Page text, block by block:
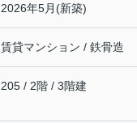
2026年5月(新築)
賃貸マンション / 鉄骨造
205 / 2階 / 3階建